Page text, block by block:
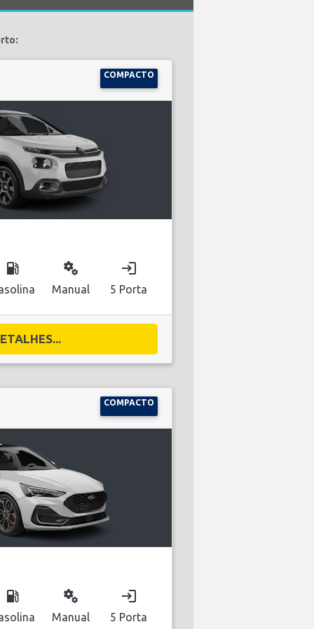
COMPACTO
local_gas_station miscellaneous_services
Manual
login
5 Porta
COMPACTO
local_gas_station miscellaneous_services
Manual
login
5 Porta